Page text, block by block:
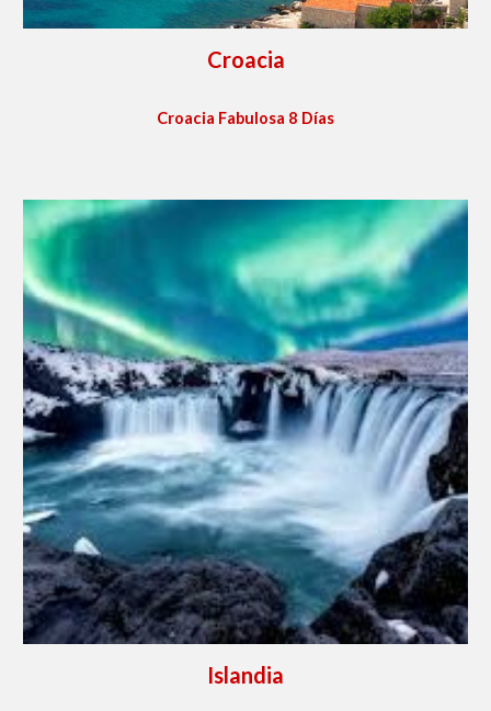
Croacia
Croacia Fabulosa 8 Días
Islandia